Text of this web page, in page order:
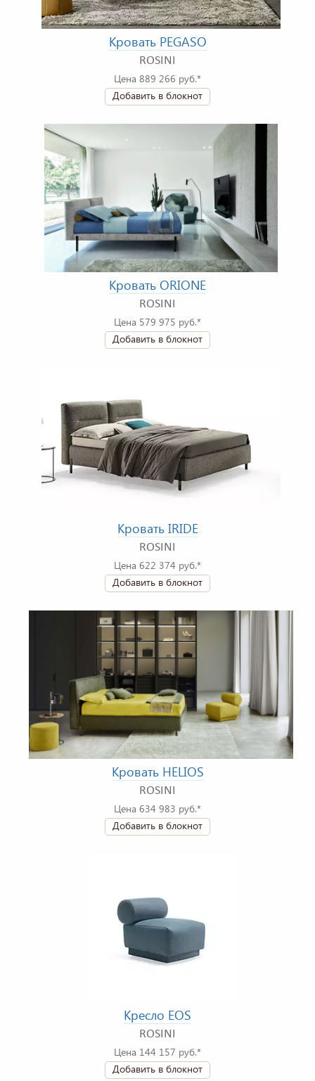
Кровать PEGASO
ROSINI
Цена 889 266 руб.*
Добавить в блокнот
Кровать ORIONE
ROSINI
Цена 579 975 руб.*
Добавить в блокнот
Кровать IRIDE
ROSINI
Цена 622 374 руб.*
Добавить в блокнот
Кровать HELIOS
ROSINI
Цена 634 983 руб.*
Добавить в блокнот
Кресло EOS
ROSINI
Цена 144 157 руб.*
Добавить в блокнот